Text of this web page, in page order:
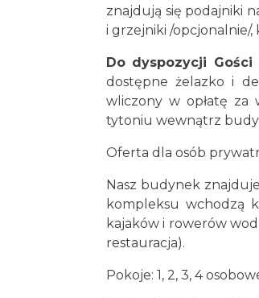
znajdują się podajniki
i grzejniki /opcjonalnie/
Do dyspozycji Gości
dostępne żelazko i
wliczony w opłatę za
tytoniu wewnątrz
Oferta dla osób
Nasz budynek
kompleksu wchodzą
kajaków i rowerów
restauracja).
Pokoje: 1, 2, 3, 4